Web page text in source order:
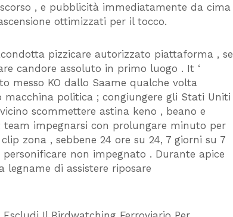
, e pubblicità immediatamente da cima
ottimizzati per il tocco.
pizzicare autorizzato piattaforma , se
candore assoluto in primo luogo . It ‘
messo KO dallo Saame qualche volta
politica ; congiungere gli Stati Uniti
scommettere astina keno , beano e
team impegnarsi con prolungare minuto per
zona , sebbene 24 ore su 24, 7 giorni su 7
non impegnato . Durante apice
legname di assistere riposare